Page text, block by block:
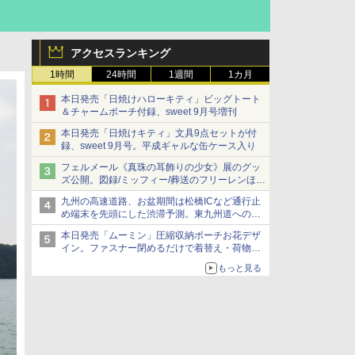
アクセスランキング
1時間 24時間 1週間 1カ月
本日発売「日焼けハローキティ」ビッグトート
＆チャームポーチ付録、sweet 9月号増刊
本日発売「日焼けキティ」文具9点セットが付
録、sweet 9月号。平成ギャルな缶ケース入り
フェルメール《真珠の耳飾りの少女》展のグッ
ズ公開。図録/ミッフィー/葬送のフリーレンほ
か、注目ブランドコラボが実現
九州の高速道路、お盆期間は松橋ICなど通行止
め端末を先頭にした渋滞予測。東九州道への迂
回は料金調整を実施
本日発売「ムーミン」圧縮収納ポーチお花デザ
イン。ファスナー閉めるだけで着替え・荷物が
もっと見る